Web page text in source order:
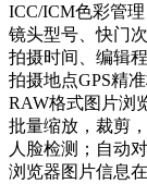
ICC/ICM色彩管
镜头型号、快门
拍摄时间、编辑
拍摄地点GPS精
RAW格式图片浏
批量缩放，裁剪
人脸检测；自动
浏览器图片信息